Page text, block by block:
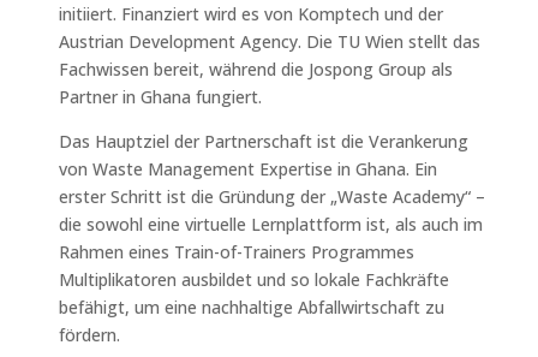
initiiert. Finanziert wird es von Komptech und der
Austrian Development Agency. Die TU Wien stellt das
Fachwissen bereit, während die Jospong Group als
Partner in Ghana fungiert.
Das Hauptziel der Partnerschaft ist die Verankerung
von Waste Management Expertise in Ghana. Ein
erster Schritt ist die Gründung der „Waste Academy“ –
die sowohl eine virtuelle Lernplattform ist, als auch im
Rahmen eines Train-of-Trainers Programmes
Multiplikatoren ausbildet und so lokale Fachkräfte
befähigt, um eine nachhaltige Abfallwirtschaft zu
fördern.